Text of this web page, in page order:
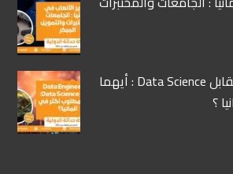
Data Engineering مقابل Data Science : أيهما
؟